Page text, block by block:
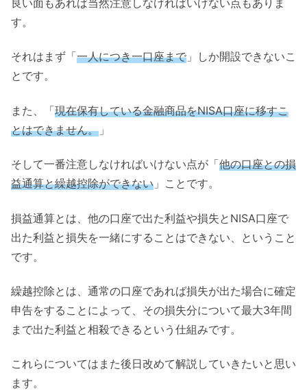
す。
それはまず「一人につき一口座まで 」しか開設できないこ
とです。
また、「現在保有している金融商品をNISA口座に移すこ
とはできません。 」
そして一番注意しなければいけない点が「他の口座との損
益通算と繰越控除ができない 」ことです。
損益通算とは、他の口座で出た利益や損失とNISA口座で
出た利益と損失を一緒にすることはできない、ということ
です。
繰越控除とは、通常の口座であれば損失が出た場合に確定
申告をすることによって、その損失分について最大3年間
まで出た利益と相殺できるという仕組みです。
これらについてはまた後日改めて解説していきたいと思い
ます。